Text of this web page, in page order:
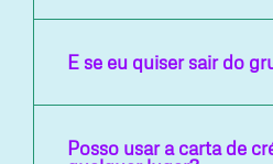
E se eu quiser sair do
Posso usar a carta de